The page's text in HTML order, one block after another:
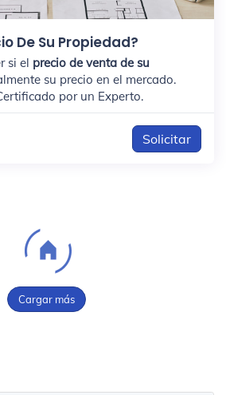
De Su Propiedad?
si el precio de venta de su
su precio en el mercado.
por un Experto.
Solicitar
Cargar más